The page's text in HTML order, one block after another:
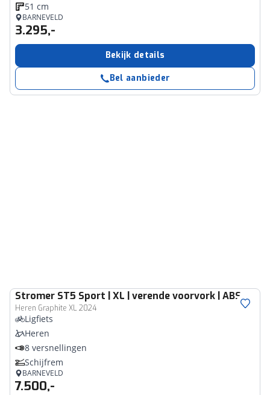
51 cm
BARNEVELD
3.295,-
Bekijk details
Bel aanbieder
Stromer ST5 Sport | XL | verende voorvork | ABS
Heren Graphite XL 2024
Ligfiets
Heren
8 versnellingen
Schijfrem
BARNEVELD
7.500,-